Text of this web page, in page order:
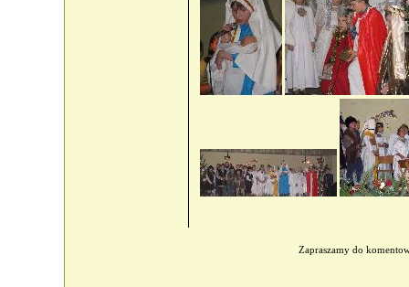
Zapraszamy do